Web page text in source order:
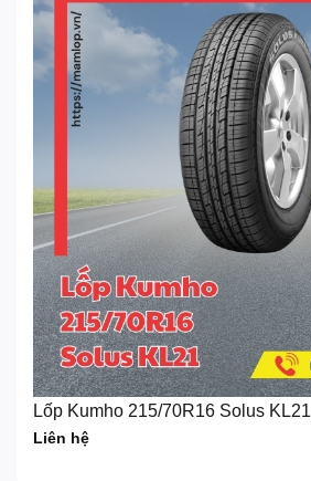
Lốp Kumho 215/70R16 Solus KL21
Liên hệ